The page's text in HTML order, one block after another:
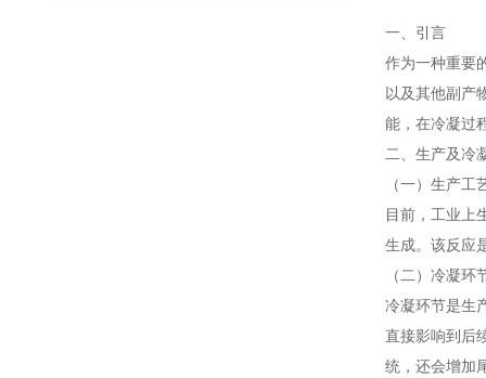
一、引言
作为一种重要
以及其他副产
能，在冷凝过
二、生产及冷
（一）生产工
目前，工业上
生成。该反应
（二）冷凝环
冷凝环节是生
直接影响到后
统，还会增加